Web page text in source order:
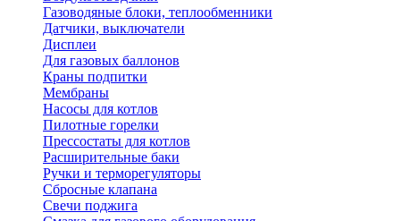
Газоводяные блоки, теплообменники
Датчики, выключатели
Дисплеи
Для газовых баллонов
Краны подпитки
Мембраны
Насосы для котлов
Пилотные горелки
Прессостаты для котлов
Расширительные баки
Ручки и терморегуляторы
Сбросные клапана
Свечи поджига